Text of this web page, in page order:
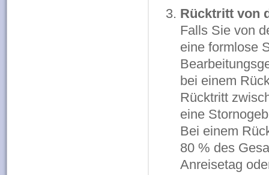
Rücktritt von
Falls Sie von
eine formlose
bei einem
Rücktritt
eine
Bei einem
80 % des
Anreisetag